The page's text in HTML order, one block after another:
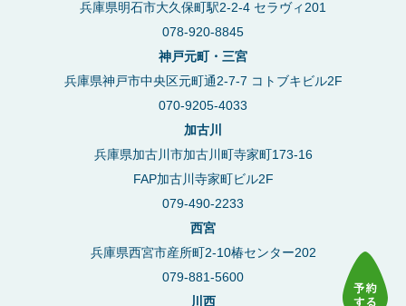
兵庫県明石市大久保町駅2-2-4 セラヴィ201
078-920-8845
神戸元町・三宮
兵庫県神戸市中央区元町通2-7-7 コトブキビル2F
070-9205-4033
加古川
兵庫県加古川市加古川町寺家町173-16
FAP加古川寺家町ビル2F
079-490-2233
西宮
兵庫県西宮市産所町2-10椿センター202
079-881-5600
川西